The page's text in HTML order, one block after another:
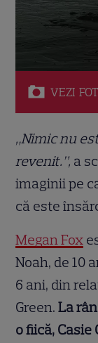
VEZI
„Nimic nu
revenit.”, a
imaginii pe
că este
Megan Fox
Noah, de 10
6 ani, din
Green.La
o fiică, Casie